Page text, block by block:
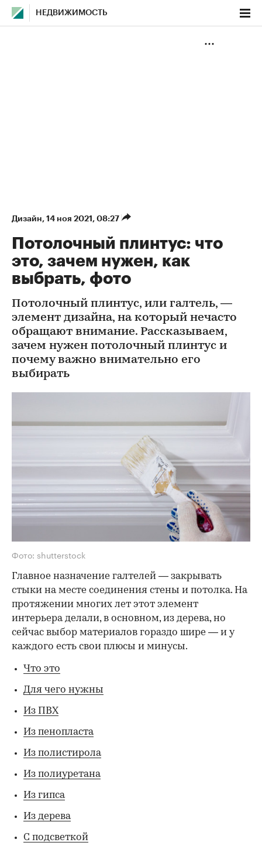
НЕДВИЖИМОСТЬ
Дизайн⁠, 14 ноя 2021, 08:27
Потолочный плинтус: что
это, зачем нужен, как
выбрать, фото
Потолочный плинтус, или галтель, —
элемент дизайна, на который нечасто
обращают внимание. Рассказываем,
зачем нужен потолочный плинтус и
почему важно внимательно его
выбирать
Фото: shutterstock
Главное назначение галтелей — закрывать
стыки на месте соединения стены и потолка. На
протяжении многих лет этот элемент
интерьера делали, в основном, из дерева, но
сейчас выбор материалов гораздо шире — и у
каждого есть свои плюсы и минусы.
Что это
Для чего нужны
Из ПВХ
Из пенопласта
Из полистирола
Из полиуретана
Из гипса
Из дерева
С подсветкой